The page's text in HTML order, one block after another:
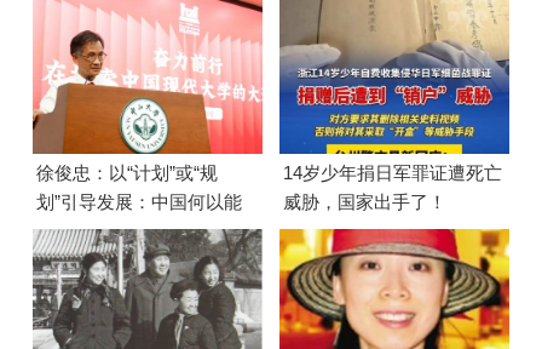
徐俊忠：以“计划”或“规
划”引导发展：中国何以能
够成功
14岁少年捐日军罪证遭死亡
威胁，国家出手了！